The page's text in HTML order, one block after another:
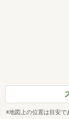
※地図上の位置は目安で